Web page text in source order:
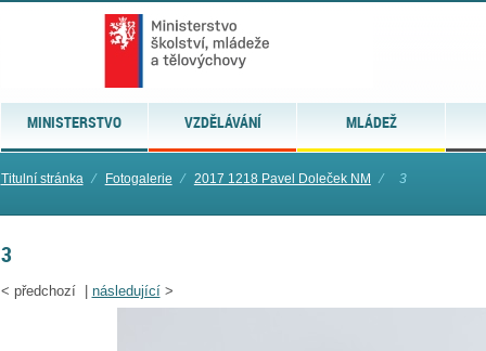
MINISTERSTVO VZDĚLÁVÁNÍ MLÁDEŽ
Titulní stránka ⁄ Fotogalerie ⁄ 2017 1218 Pavel Doleček NM ⁄ 3
3
< předchozí | následující>